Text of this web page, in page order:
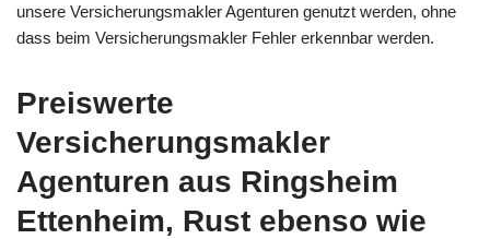
unsere Versicherungsmakler Agenturen genutzt werden, ohne
dass beim Versicherungsmakler Fehler erkennbar werden.
Preiswerte
Versicherungsmakler
Agenturen aus Ringsheim
Ettenheim, Rust ebenso wie